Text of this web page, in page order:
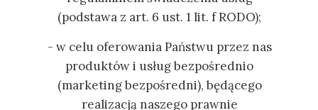
(podstawa z art. 6 ust. 1 lit. f RODO);
- w celu oferowania Państwu przez nas
produktów i usług bezpośrednio
(marketing bezpośredni), będącego
realizacją naszego prawnie